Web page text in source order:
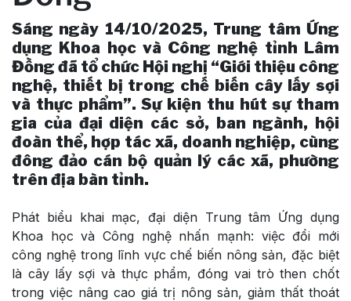
Sáng ngày 14/10/2025, Trung tâm Ứng
dụng Khoa học và Công nghệ tỉnh Lâm
Đồng đã tổ chức Hội nghị “Giới thiệu công
nghệ, thiết bị trong chế biến cây lấy sợi
và thực phẩm”. Sự kiện thu hút sự tham
gia của đại diện các sở, ban ngành, hội
đoàn thể, hợp tác xã, doanh nghiệp, cùng
đông đảo cán bộ quản lý các xã, phường
trên địa bàn tỉnh.
Phát biểu khai mạc, đại diện Trung tâm Ứng dụng
Khoa học và Công nghệ nhấn mạnh: việc đổi mới
công nghệ trong lĩnh vực chế biến nông sản, đặc biệt
là cây lấy sợi và thực phẩm, đóng vai trò then chốt
trong việc nâng cao giá trị nông sản, giảm thất thoát